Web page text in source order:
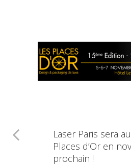
Laser Paris sera
Places d’Or en
prochain !